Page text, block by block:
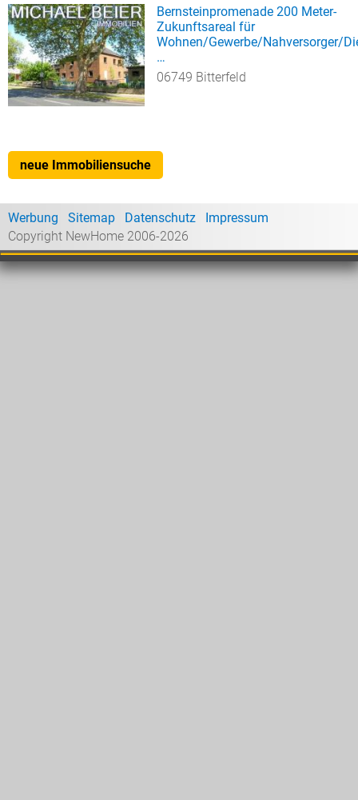
Bernsteinpromenade 200 Meter-
Zukunftsareal für
Wohnen/Gewerbe/Nahversorger/
…
06749 Bitterfeld
neue Immobiliensuche
Werbung Sitemap Datenschutz
Impressum
Copyright NewHome 2006-2026